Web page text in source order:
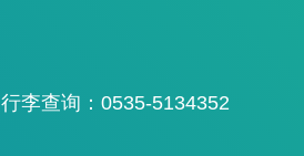
行李查询：0535-5134352